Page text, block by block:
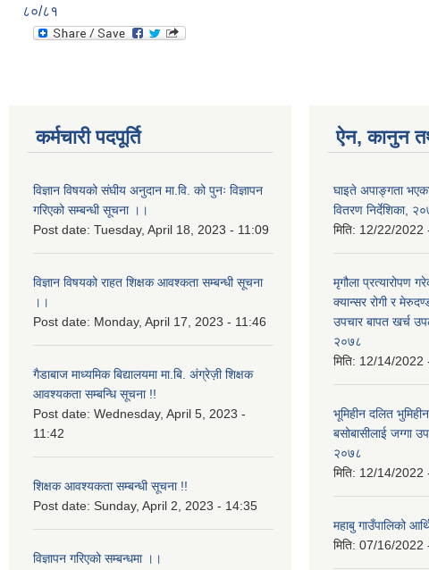
८०/८१
कर्मचारी पदपूर्ति
विज्ञान विषयको संघीय अनुदान मा.वि. को पुनः विज्ञापन
गरिएको सम्बन्धी सूचना ।।
Post date: Tuesday, April 18, 2023 - 11:09
विज्ञान विषयको राहत शिक्षक आवश्कता सम्बन्धी सूचना
।।
Post date: Monday, April 17, 2023 - 11:46
गैडाबाज माध्यमिक बिद्यालयमा मा.बि. अंग्रेज़ी शिक्षक
आवश्यकता सम्बन्धि सूचना !!
Post date: Wednesday, April 5, 2023 -
11:42
शिक्षक आवश्यकता सम्बन्धी सूचना !!
Post date: Sunday, April 2, 2023 - 14:35
विज्ञापन गरिएको सम्बन्धमा ।।
ऐन, कानुन
घाइते अपाङ्गता भएका
वितरण निर्देशिका,
मिति: 12/22/2022
मृगौला प्रत्यारोपण
क्यान्सर रोगी र
उपचार बापत खर्च
२०७८
मिति: 12/14/2022
भूमिहीन दलित
बसोबासीलाई जग्गा
२०७८
मिति: 12/14/2022
महाबु गाउँपालिको
मिति: 07/16/2022